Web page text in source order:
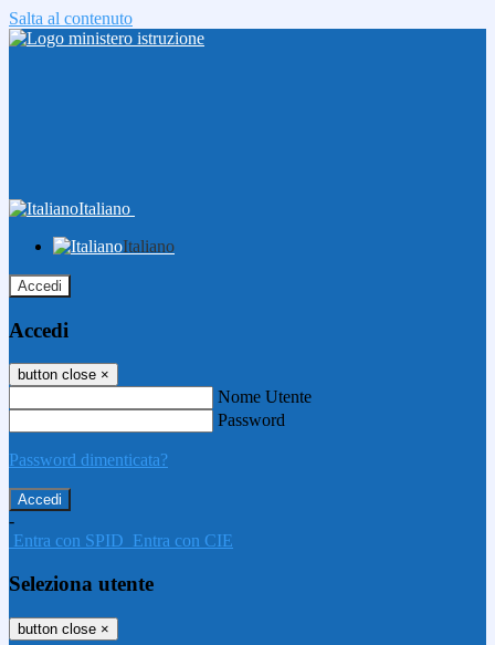
Salta al contenuto
Italiano
Italiano
Accedi
Accedi
button close ×
Nome Utente
Password
Password dimenticata?
-
Entra con SPID Entra con CIE
Seleziona utente
button close ×